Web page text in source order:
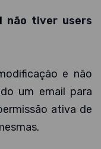
não tiver users
e não
um email para
ativa de